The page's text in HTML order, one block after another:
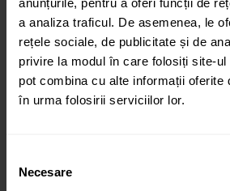
a analiza traficul. De asemenea, le
rețele sociale, de publicitate și de
privire la modul în care folosiți site-
pot combina cu alte informații oferite
în urma folosirii serviciilor lor.
consimțământului
Necesare